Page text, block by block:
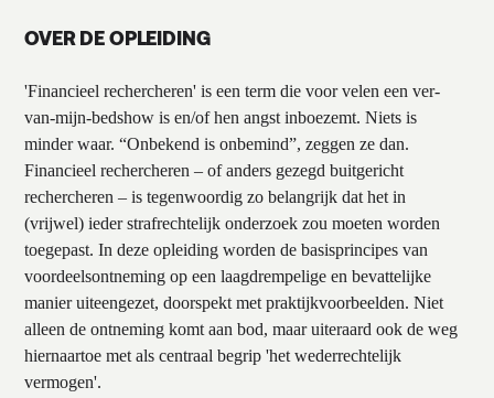
OVER DE OPLEIDING
'Financieel rechercheren' is een term die voor velen een ver-
van-mijn-bedshow is en/of hen angst inboezemt. Niets is
minder waar. “Onbekend is onbemind”, zeggen ze dan.
Financieel rechercheren – of anders gezegd buitgericht
rechercheren – is tegenwoordig zo belangrijk dat het in
(vrijwel) ieder strafrechtelijk onderzoek zou moeten worden
toegepast. In deze opleiding worden de basisprincipes van
voordeelsontneming op een laagdrempelige en bevattelijke
manier uiteengezet, doorspekt met praktijkvoorbeelden. Niet
alleen de ontneming komt aan bod, maar uiteraard ook de weg
hiernaartoe met als centraal begrip 'het wederrechtelijk
vermogen'.